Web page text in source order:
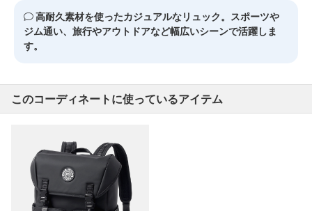
高耐久素材を使ったカジュアルなリュック。スポーツや
ジム通い、旅行やアウトドアなど幅広いシーンで活躍しま
す。
このコーディネートに使っているアイテム